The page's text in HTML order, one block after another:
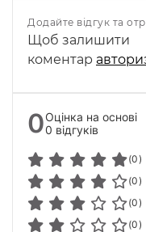
Додайте відгук та
Щоб залишити
коментар
0Оцінка на основі
0 відгуків
(0)
(0)
(0)
(0)